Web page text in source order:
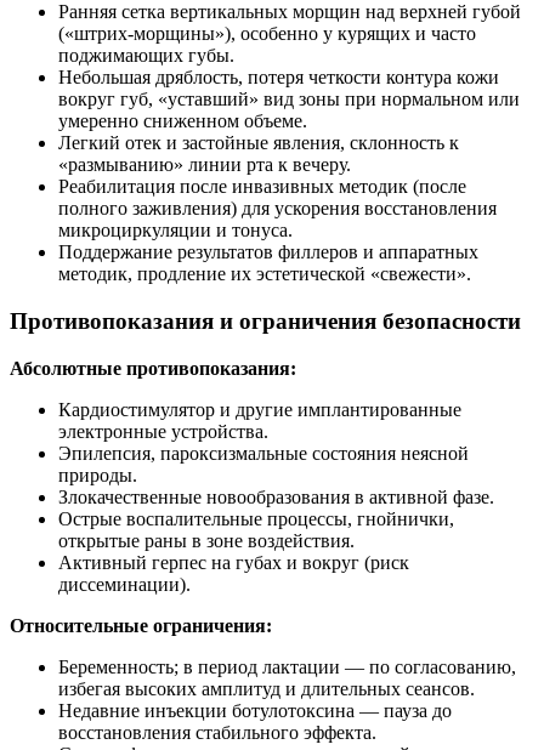
Ранняя сетка вертикальных морщин над верхней губой
(«штрих‑морщины»), особенно у курящих и часто
поджимающих губы.
Небольшая дряблость, потеря четкости контура кожи
вокруг губ, «уставший» вид зоны при нормальном или
умеренно сниженном объеме.
Легкий отек и застойные явления, склонность к
«размыванию» линии рта к вечеру.
Реабилитация после инвазивных методик (после
полного заживления) для ускорения восстановления
микроциркуляции и тонуса.
Поддержание результатов филлеров и аппаратных
методик, продление их эстетической «свежести».
Противопоказания и ограничения безопасности
Абсолютные противопоказания:
Кардиостимулятор и другие имплантированные
электронные устройства.
Эпилепсия, пароксизмальные состояния неясной
природы.
Злокачественные новообразования в активной фазе.
Острые воспалительные процессы, гнойнички,
открытые раны в зоне воздействия.
Активный герпес на губах и вокруг (риск
диссеминации).
Относительные ограничения:
Беременность; в период лактации — по согласованию,
избегая высоких амплитуд и длительных сеансов.
Недавние инъекции ботулотоксина — пауза до
восстановления стабильного эффекта.